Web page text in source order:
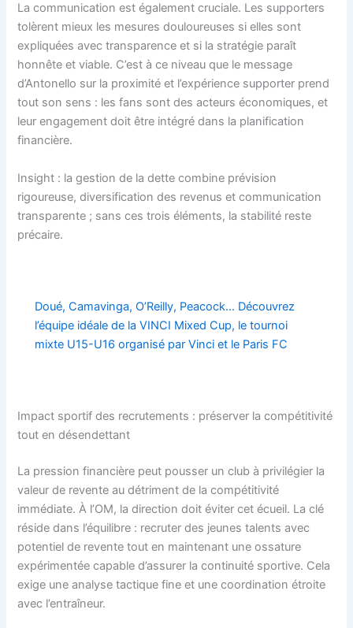
La communication est également cruciale. Les supporters
tolèrent mieux les mesures douloureuses si elles sont
expliquées avec transparence et si la stratégie paraît
honnête et viable. C’est à ce niveau que le message
d’Antonello sur la proximité et l’expérience supporter prend
tout son sens : les fans sont des acteurs économiques, et
leur engagement doit être intégré dans la planification
financière.
Insight : la gestion de la dette combine prévision
rigoureuse, diversification des revenus et communication
transparente ; sans ces trois éléments, la stabilité reste
précaire.
Doué, Camavinga, O’Reilly, Peacock… Découvrez
l’équipe idéale de la VINCI Mixed Cup, le tournoi
mixte U15-U16 organisé par Vinci et le Paris FC
Impact sportif des recrutements : préserver la compétitivité
tout en désendettant
La pression financière peut pousser un club à privilégier la
valeur de revente au détriment de la compétitivité
immédiate. À l’OM, la direction doit éviter cet écueil. La clé
réside dans l’équilibre : recruter des jeunes talents avec
potentiel de revente tout en maintenant une ossature
expérimentée capable d’assurer la continuité sportive. Cela
exige une analyse tactique fine et une coordination étroite
avec l’entraîneur.